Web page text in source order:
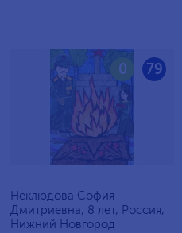
79
0
Неклюдова София
Дмитриевна, 8 лет, Россия,
Нижний Новгород